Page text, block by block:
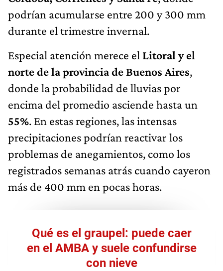
podrían acumularse entre 200 y 300 mm
durante el trimestre invernal.
Especial atención merece el Litoral y el
norte de la provincia de Buenos Aires,
donde la probabilidad de lluvias por
encima del promedio asciende hasta un
55%. En estas regiones, las intensas
precipitaciones podrían reactivar los
problemas de anegamientos, como los
registrados semanas atrás cuando cayeron
más de 400 mm en pocas horas.
Qué es el graupel: puede caer
en el AMBA y suele confundirse
con nieve